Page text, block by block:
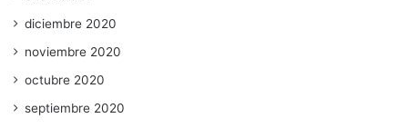
diciembre 2020
noviembre 2020
octubre 2020
septiembre 2020